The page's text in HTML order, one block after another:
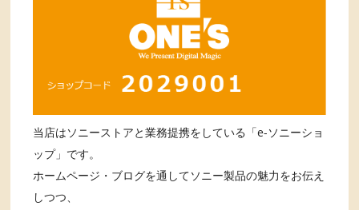
当店はソニーストアと業務提携をしている「e-ソニーショ
ップ」です。
ホームページ・ブログを通してソニー製品の魅力をお伝え
しつつ、